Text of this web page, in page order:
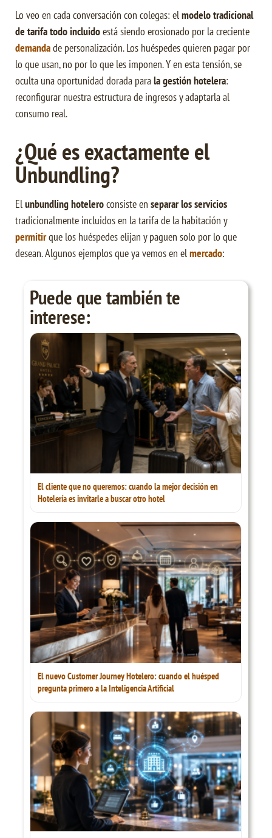
Lo veo en cada conversación con colegas: elmodelo tradicional
de tarifa todo incluidoestá siendo erosionado por la creciente
demandade personalización. Los huéspedes quieren pagar por
lo que usan, no por lo que les imponen. Y en esta tensión, se
oculta una oportunidad dorada parala gestión hotelera:
reconfigurar nuestra estructura de ingresos y adaptarla al
consumo real.
¿Qué es exactamente el
Unbundling?
Elunbundling hoteleroconsiste en separar los servicios
tradicionalmente incluidos en la tarifa de la habitación y
permitirque los huéspedes elijan y paguen solo por lo que
desean. Algunos ejemplos que ya vemos en elmercado:
Puede que también te
interese:
El cliente que no queremos: cuando la mejor decisión en
Hotelería es invitarle a buscar otro hotel
El nuevo Customer Journey Hotelero: cuando el huésped
pregunta primero a la Inteligencia Artificial